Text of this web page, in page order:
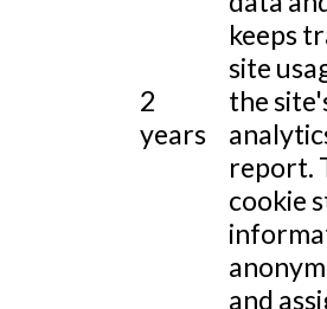
2
years
keeps
site
the
report.
cookie
and